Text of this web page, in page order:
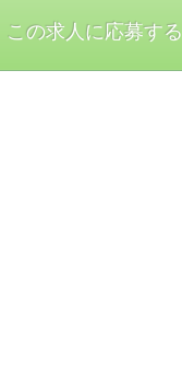
この求人に応募する